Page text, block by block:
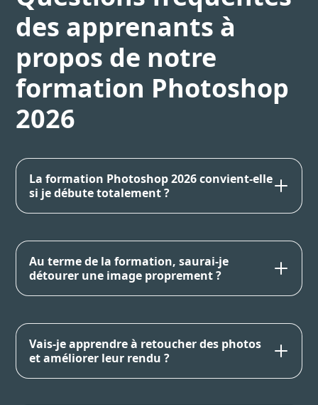
des apprenants à
propos de notre
formation Photoshop
2026
La formation Photoshop 2026 convient-elle
si je débute totalement ?
Au terme de la formation, saurai-je
détourer une image proprement ?
Vais-je apprendre à retoucher des photos
et améliorer leur rendu ?